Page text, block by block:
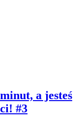
a jesteś
#3